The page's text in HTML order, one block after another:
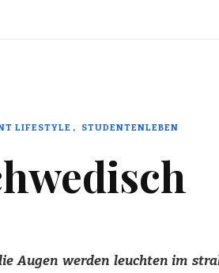
LIFESTYLE STUDENTENLEBEN
Augen werden leuchten im